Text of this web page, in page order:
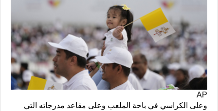
AP
وعلى الكراسي في باحة الملعب وعلى مقاعد مدرجاته التي